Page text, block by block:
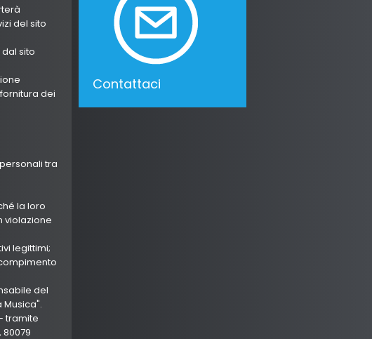
del sito
sito
dei
tra
la loro
violazione
legittimi;
del
Musica".
tramite
Contattaci